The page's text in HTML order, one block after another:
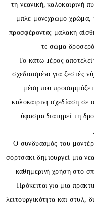
τη νεανική, καλοκαιρινή
μπλε μονόχρωμο χρώμα,
προσφέροντας μαλακή
το σώμα δροσερό
Το κάτω μέρος
σχεδιασμένο για ζεστές
μέση που
καλοκαιρινή σχεδίαση
ύφασμα διατηρεί τη
Ο συνδυασμός του
σορτσάκι δημιουργεί μια
καθημερινή χρήση στο
Πρόκειται για μια
λειτουργικότητα και στυλ,